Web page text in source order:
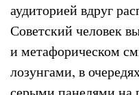
аудиторией вдруг
Советский человек
и метафорическом
лозунгами, в